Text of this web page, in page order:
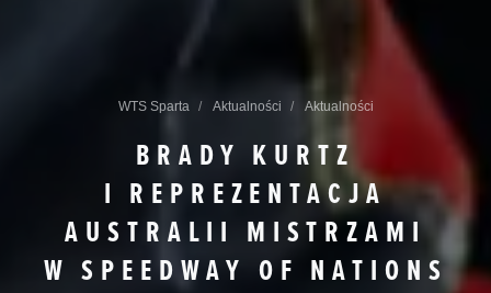
WTS Sparta Aktualności Aktualności
BRADY KURTZ
I REPREZENTACJA
AUSTRALII MISTRZAMI
W SPEEDWAY OF NATIONS